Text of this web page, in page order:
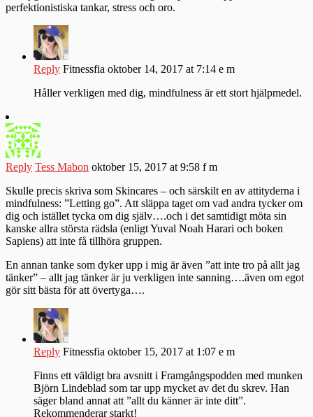
perfektionistiska tankar, stress och oro.
Reply Fitnessfia oktober 14, 2017 at 7:14 e m
Håller verkligen med dig, mindfulness är ett stort hjälpmedel.
Reply Tess Mabon oktober 15, 2017 at 9:58 f m
Skulle precis skriva som Skincares – och särskilt en av attityderna i
mindfulness: ”Letting go”. Att släppa taget om vad andra tycker om
dig och istället tycka om dig själv….och i det samtidigt möta sin
kanske allra största rädsla (enligt Yuval Noah Harari och boken
Sapiens) att inte få tillhöra gruppen.
En annan tanke som dyker upp i mig är även ”att inte tro på allt jag
tänker” – allt jag tänker är ju verkligen inte sanning….även om egot
gör sitt bästa för att övertyga….
Reply Fitnessfia oktober 15, 2017 at 1:07 e m
Finns ett väldigt bra avsnitt i Framgångspodden med munken
Björn Lindeblad som tar upp mycket av det du skrev. Han
säger bland annat att ”allt du känner är inte ditt”.
Rekommenderar starkt!